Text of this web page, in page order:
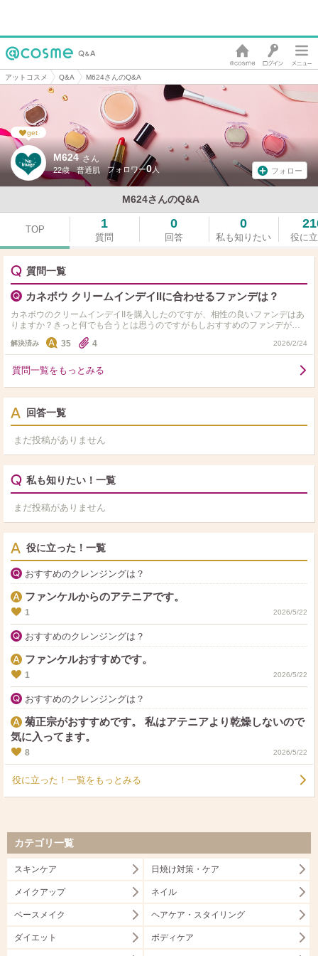
アットコスメ Q&A M624さんのQ&A
M624 さん
22歳 普通肌 0 フォロー
M624さんのQ&A
get
TOP 1
質問
0
回答
0
私も知りたい 役に
質問一覧
カネボウ クリームインデイIIに合わせるファンデは？
カネボウのクリームインデイIIを購入したのですが、相性の良いファンデはあ
りますか？きっと何でも合うとは思うのですがもしおすすめのファンデがあ
れば教えていただきたいです！
解決済み 35 4 2026/2/24
質問一覧をもっとみる
回答一覧
まだ投稿がありません
私も知りたい！一覧
まだ投稿がありません
役に立った！一覧
おすすめのクレンジングは？
ファンケルからのアテニアです。
1 2026/5/22
おすすめのクレンジングは？
ファンケルおすすめです。
1 2026/5/22
おすすめのクレンジングは？
菊正宗がおすすめです。 私はアテニアより乾燥しないので
気に入ってます。
8 2026/5/22
役に立った！一覧をもっとみる
カテゴリ一覧
スキンケア 日焼け対策・ケア
メイクアップ ネイル
ベースメイク ヘアケア・スタイリング
ダイエット ボディケア